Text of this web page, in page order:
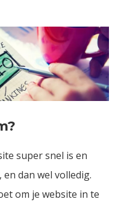
super snel is en
dan wel volledig.
om je website in te